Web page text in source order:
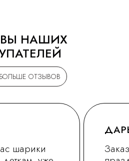
БОЛЬШЕ ОТЗЫВОВ
НАШИХ